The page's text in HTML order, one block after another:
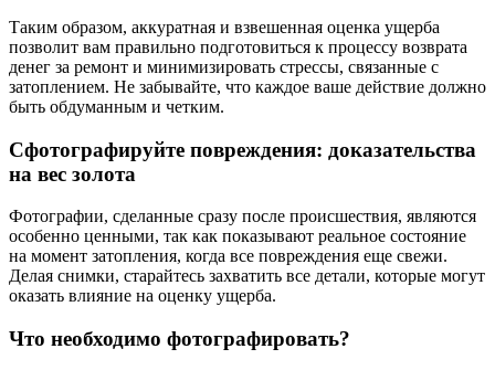
Таким образом, аккуратная и взвешенная оценка ущерба
позволит вам правильно подготовиться к процессу возврата
денег за ремонт и минимизировать стрессы, связанные с
затоплением. Не забывайте, что каждое ваше действие должно
быть обдуманным и четким.
Сфотографируйте повреждения: доказательства
на вес золота
Фотографии, сделанные сразу после происшествия, являются
особенно ценными, так как показывают реальное состояние
на момент затопления, когда все повреждения еще свежи.
Делая снимки, старайтесь захватить все детали, которые могут
оказать влияние на оценку ущерба.
Что необходимо фотографировать?